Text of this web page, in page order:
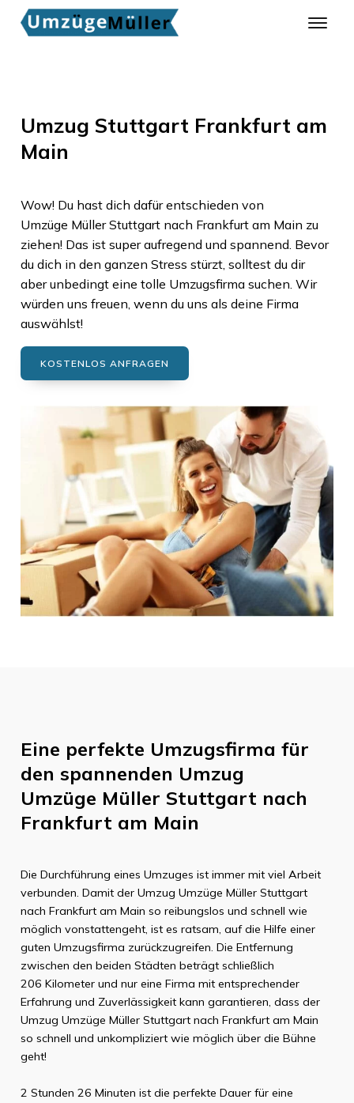
Umzug Stuttgart Frankfurt am
Main
Wow! Du hast dich dafür entschieden von
Umzüge Müller Stuttgartnach Frankfurt am Main zu
ziehen! Das ist super aufregend und spannend. Bevor
du dich in den ganzen Stress stürzt, solltest du dir
aber unbedingt eine tolle Umzugsfirma suchen. Wir
würden uns freuen, wenn du uns als deine Firma
auswählst!
KOSTENLOS ANFRAGEN
Eine perfekte Umzugsfirma für
den spannenden Umzug
Umzüge Müller Stuttgart nach
Frankfurt am Main
Die Durchführung eines Umzuges ist immer mit viel Arbeit
verbunden. Damit der Umzug Umzüge Müller Stuttgart
nach Frankfurt am Main so reibungslos und schnell wie
möglich vonstattengeht, ist es ratsam, auf die Hilfe einer
guten Umzugsfirma zurückzugreifen. Die Entfernung
zwischen den beiden Städten beträgt schließlich
206 Kilometerund nur eine Firma mit entsprechender
Erfahrung und Zuverlässigkeit kann garantieren, dass der
Umzug Umzüge Müller Stuttgartnach Frankfurt am Main
so schnell und unkompliziert wie möglich über die Bühne
geht!
2 Stunden 26 Minuten ist die perfekte Dauer für eine